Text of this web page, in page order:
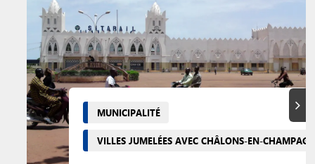
MUNICIPALITÉ
VILLES JUMELÉES AVEC CHÂLONS-EN-